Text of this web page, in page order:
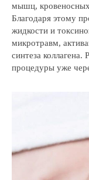
мышц,
Благодаря этому
жидкости и
микротравм,
синтеза
процедуры уже